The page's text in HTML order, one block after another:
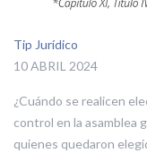
Tip Jurídico
10 ABRIL 2024
¿Cuándo se realicen
control en la asamblea
quienes quedaron